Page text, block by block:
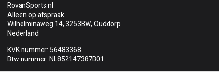
RovanSports.nl
Alleen op afspraak
Wilhelminaweg 14, 3253BW, Ouddorp
Nederland
KVK nummer: 56483368
Btw nummer: NL852147387B01